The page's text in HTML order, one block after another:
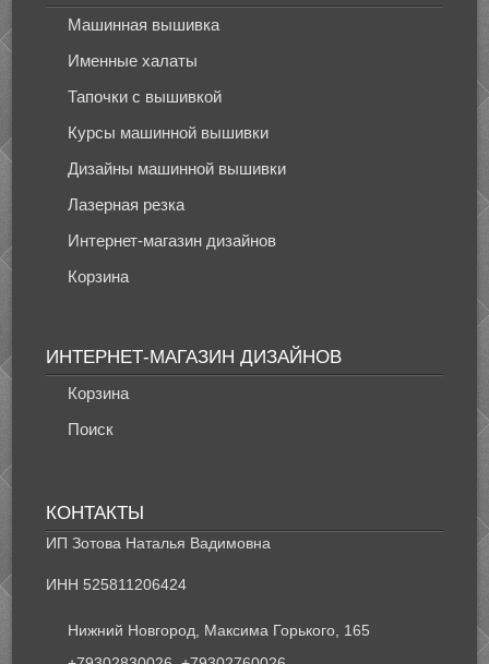
Машинная вышивка
Именные халаты
Тапочки с вышивкой
Курсы машинной вышивки
Дизайны машинной вышивки
Лазерная резка
Интернет-магазин дизайнов
Корзина
ИНТЕРНЕТ-МАГАЗИН ДИЗАЙНОВ
Корзина
Поиск
КОНТАКТЫ
ИП Зотова Наталья Вадимовна
ИНН 525811206424
Нижний Новгород, Максима Горького, 165